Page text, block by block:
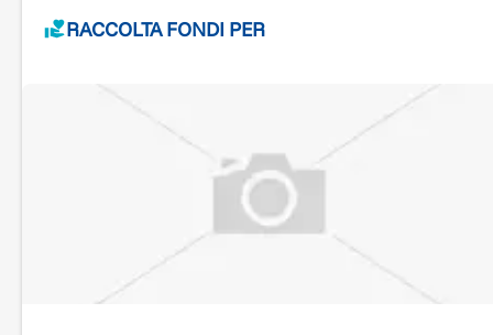
RACCOLTA FONDI PER